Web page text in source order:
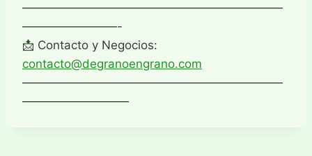
——————————————————————
————————-
📩 Contacto y Negocios:
contacto@degranoengrano.com
——————————————————————
—————————